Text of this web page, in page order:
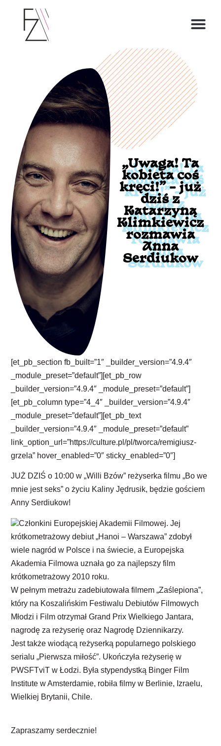
„Uwaga! Ta
kobieta coś
kręci!” – już
dziś z
Katarzyną
Klimkiewicz
rozmawia
Anna
Serdiukow
[et_pb_section fb_built=”1″ _builder_version=”4.9.4″
_module_preset=”default”][et_pb_row
_builder_version=”4.9.4″ _module_preset=”default”]
[et_pb_column type=”4_4″ _builder_version=”4.9.4″
_module_preset=”default”][et_pb_text
_builder_version=”4.9.4″ _module_preset=”default”
link_option_url=”https://culture.pl/pl/tworca/remigiusz-
grzela” hover_enabled=”0″ sticky_enabled=”0″]
JUŻ DZIŚ o 10:00 w „Willi Bzów” reżyserka filmu „Bo we
mnie jest seks” o życiu Kaliny Jędrusik, będzie gościem
Anny Serdiukow!
Członkini Europejskiej Akademii Filmowej. Jej
krótkometrażowy debiut „Hanoi – Warszawa” zdobył
wiele nagród w Polsce i na świecie, a Europejska
Akademia Filmowa uznała go za najlepszy film
krótkometrażowy 2010 roku.
W pełnym metrażu zadebiutowała filmem „Zaślepiona”,
który na Koszalińskim Festiwalu Debiutów Filmowych
Młodzi i Film otrzymał Grand Prix Wielkiego Jantara,
nagrodę za reżyserię oraz Nagrodę Dziennikarzy.
Jest także wiodącą reżyserką popularnego polskiego
serialu „Pierwsza miłość”. Ukończyła reżyserię w
PWSFTviT w Łodzi. Była stypendystką Binger Film
Institute w Amsterdamie, robiła filmy w Berlinie, Izraelu,
Wielkiej Brytanii, Chile.
Zapraszamy serdecznie!